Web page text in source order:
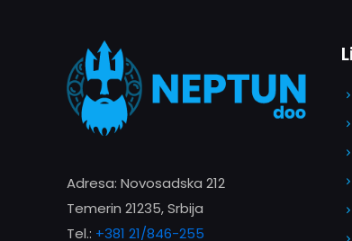
Adresa: Novosadska 212
Temerin 21235, Srbija
Tel.: +381 21/846-255